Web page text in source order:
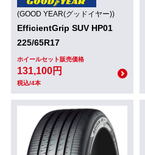
(GOOD YEAR(グッドイヤー))
EfficientGrip SUV HP01
225/65R17
ホイールセット販売価格
131,100円
税込/4本